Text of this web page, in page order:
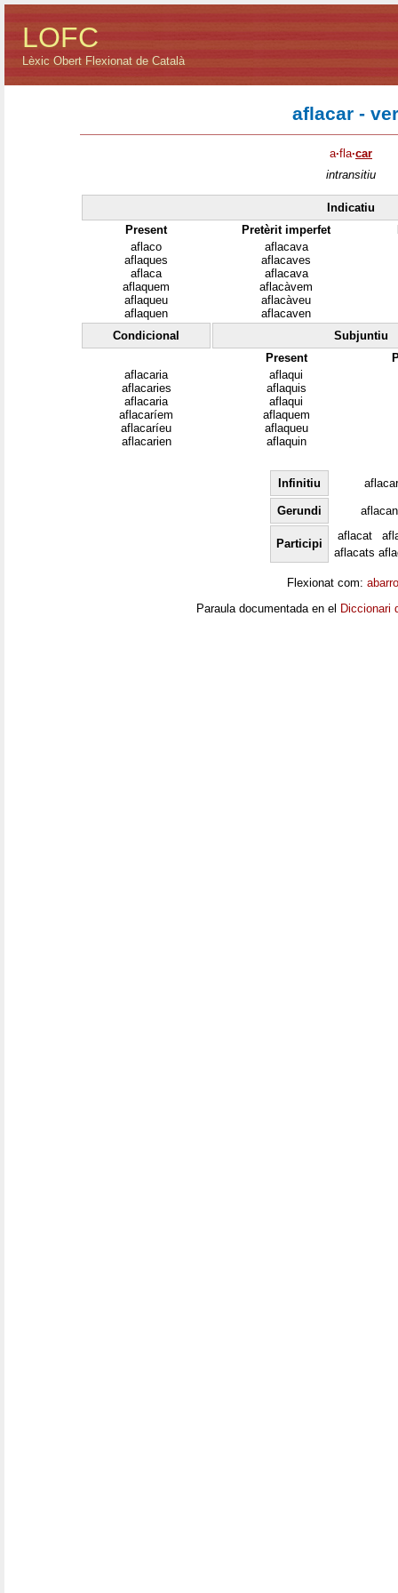
LOFC
Lèxic Obert Flexionat de Català
aflacar -
a·fla·car
intransitiu
Indicatiu
Present
Pretèrit imperfet
aflaco
aflaques
aflaca
aflaquem
aflaqueu
aflaquen
aflacava
aflacaves
aflacava
aflacàvem
aflacàveu
aflacaven
Condicional
Subjuntiu
Present
aflacaria
aflacaries
aflacaria
aflacaríem
aflacaríeu
aflacarien
aflaqui
aflaquis
aflaqui
aflaquem
aflaqueu
aflaquin
Infinitiu aflacar
Gerundi
Participi
aflacat
aflacats
Flexionat com:
Paraula documentada en el Diccionari